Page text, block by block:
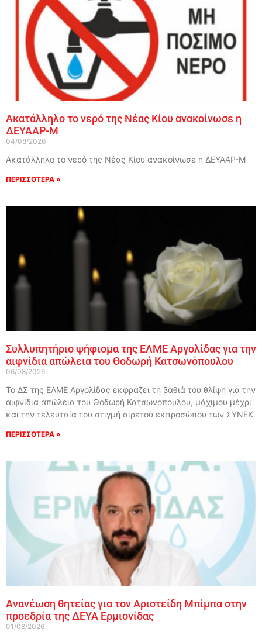
Ακατάλληλο το νερό της Νέας Κίου ανακοίνωσε η
ΔΕΥΑΑΡ-Μ
04/08/2026
Ακατάλληλο το νερό της Νέας Κίου ανακοίνωσε η ΔΕΥΑΑΡ-Μ
ΠΕΡΙΣΣΟΤΕΡΑ »
Συλλυπητήριο ψήφισμα της ΕΛΜΕ Αργολίδας για την
αιφνίδια απώλεια του Θοδωρή Κατσωνόπουλου
06/08/2026
Το ΔΣ της ΕΛΜΕ Αργολίδας εκφράζει τη βαθιά του θλίψη για την
αιφνίδια απώλεια του Θοδωρή Κατσωνόπουλου, μάχιμου μέχρι
και την τελευταία του στιγμή αιρετού εκπροσώπου των ΣΥΝΕΚ
ΠΕΡΙΣΣΟΤΕΡΑ »
Ανανέωση θητείας για τον Αριστείδη Μπίμπα στην
προεδρία της ΔΕΥΑ Ερμιονίδας
01/08/2026